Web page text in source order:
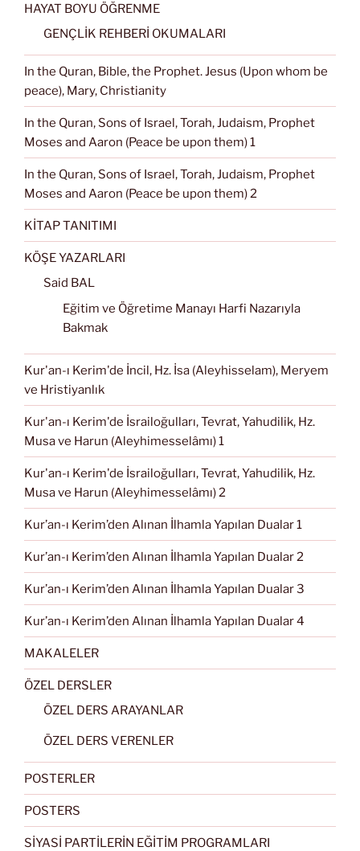
HAYAT BOYU ÖĞRENME
GENÇLİK REHBERİ OKUMALARI
In the Quran, Bible, the Prophet. Jesus (Upon whom be
peace), Mary, Christianity
In the Quran, Sons of Israel, Torah, Judaism, Prophet
Moses and Aaron (Peace be upon them) 1
In the Quran, Sons of Israel, Torah, Judaism, Prophet
Moses and Aaron (Peace be upon them) 2
KİTAP TANITIMI
KÖŞE YAZARLARI
Said BAL
Eğitim ve Öğretime Manayı Harfi Nazarıyla
Bakmak
Kur'an-ı Kerim'de İncil, Hz. İsa (Aleyhisselam), Meryem
ve Hristiyanlık
Kur'an-ı Kerim'de İsrailoğulları, Tevrat, Yahudilik, Hz.
Musa ve Harun (Aleyhimesselâmı) 1
Kur'an-ı Kerim'de İsrailoğulları, Tevrat, Yahudilik, Hz.
Musa ve Harun (Aleyhimesselâmı) 2
Kur’an-ı Kerim’den Alınan İlhamla Yapılan Dualar 1
Kur’an-ı Kerim’den Alınan İlhamla Yapılan Dualar 2
Kur’an-ı Kerim’den Alınan İlhamla Yapılan Dualar 3
Kur’an-ı Kerim’den Alınan İlhamla Yapılan Dualar 4
MAKALELER
ÖZEL DERSLER
ÖZEL DERS ARAYANLAR
ÖZEL DERS VERENLER
POSTERLER
POSTERS
SİYASİ PARTİLERİN EĞİTİM PROGRAMLARI